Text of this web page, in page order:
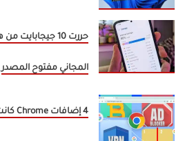
المجاني مفتوح المصدر
4 إضافات Chrome كانت آمنة ثم أصبحت برامج ضارة